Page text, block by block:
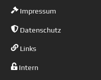
Impressum
Datenschutz
Links
Intern